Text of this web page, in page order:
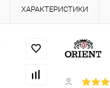
ХАРАКТЕРИСТИКИ